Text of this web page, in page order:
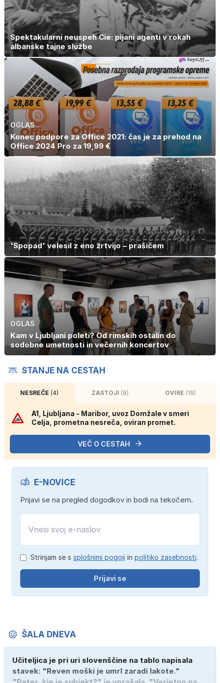
Spektakularni neuspeh Cie: pijani agenti v rokah
albanske tajne službe
OGLAS
Konec podpore za Office 2021: čas je za prehod na
Office 2024 Pro za 19,99 €
'Spopad' velesil z eno žrtvijo – prašičem
OGLAS
Kam v Ljubljani poleti? Od rimskih ostalin do
sodobne umetnosti in večernih koncertov
STANJE NA CESTAH
NESREČE (4) ZASTOJI (8) OVIRE (19)
A1, Ljubljana - Maribor, uvoz Domžale v smeri
Celja, prometna nesreča, oviran promet.
VEČ O CESTAH
E-NOVICE
Prijavi se na pregled dogodkov in bodi na tekočem.
Strinjam se s splošnimi pogoji in politiko zasebnosti.
Prijavi se
ŠALA DNEVA
Učiteljica je pri uri slovenščine na tablo napisala
stavek: "Reven moški je umrl zaradi lakote."